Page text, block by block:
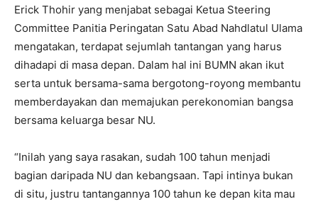
Erick Thohir yang menjabat sebagai Ketua Steering
Committee Panitia Peringatan Satu Abad Nahdlatul Ulama
mengatakan, terdapat sejumlah tantangan yang harus
dihadapi di masa depan. Dalam hal ini BUMN akan ikut
serta untuk bersama-sama bergotong-royong membantu
memberdayakan dan memajukan perekonomian bangsa
bersama keluarga besar NU.
“Inilah yang saya rasakan, sudah 100 tahun menjadi
bagian daripada NU dan kebangsaan. Tapi intinya bukan
di situ, justru tantangannya 100 tahun ke depan kita mau